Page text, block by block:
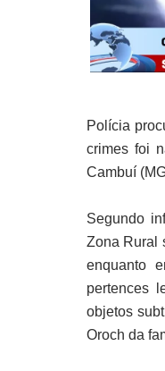
Polícia
crimes foi
Cambuí
Segundo
Zona Rural
enquanto
pertences
objetos
Oroch da